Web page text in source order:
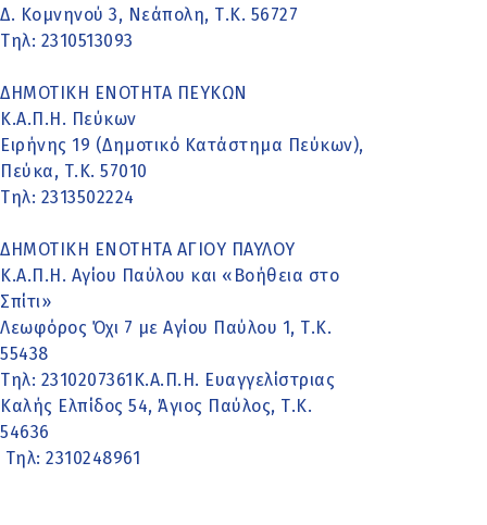
Δ. Κομνηνού 3, Νεάπολη, Τ.Κ. 56727
Τηλ: 2310513093
ΔΗΜΟΤΙΚΗ ΕΝΟΤΗΤΑ ΠΕΥΚΩΝ
Κ.Α.Π.Η. Πεύκων
Ειρήνης 19 (Δημοτικό Κατάστημα Πεύκων),
Πεύκα, Τ.Κ. 57010
Τηλ: 2313502224
ΔΗΜΟΤΙΚΗ ΕΝΟΤΗΤΑ ΑΓΙΟΥ ΠΑΥΛΟΥ
Κ.Α.Π.Η. Αγίου Παύλου και «Βοήθεια στο
Σπίτι»
Λεωφόρος Όχι 7 με Αγίου Παύλου 1, Τ.Κ.
55438
Τηλ: 2310207361Κ.Α.Π.Η. Ευαγγελίστριας
Καλής Ελπίδος 54, Άγιος Παύλος, Τ.Κ.
54636
Τηλ: 2310248961